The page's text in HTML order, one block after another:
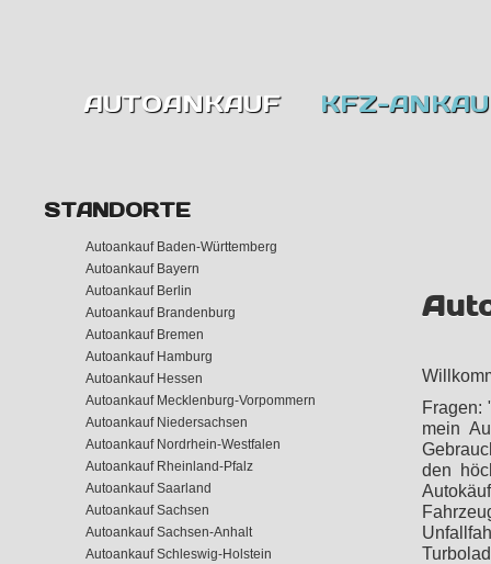
AUTOANKAUF KFZ-
STANDORTE
Autoankauf Baden-Württemberg
Autoankauf Bayern
Autoankauf Berlin
Autoankauf Brandenburg
Autoankauf Bremen
Autoankauf Hamburg
Autoankauf Hessen
Autoankauf Mecklenburg-Vorpommern
Autoankauf Niedersachsen
Autoankauf Nordrhein-Westfalen
Autoankauf Rheinland-Pfalz
Autoankauf Saarland
Autoankauf Sachsen
Autoankauf Sachsen-Anhalt
Autoankauf Schleswig-Holstein
Fragen:
mein
den